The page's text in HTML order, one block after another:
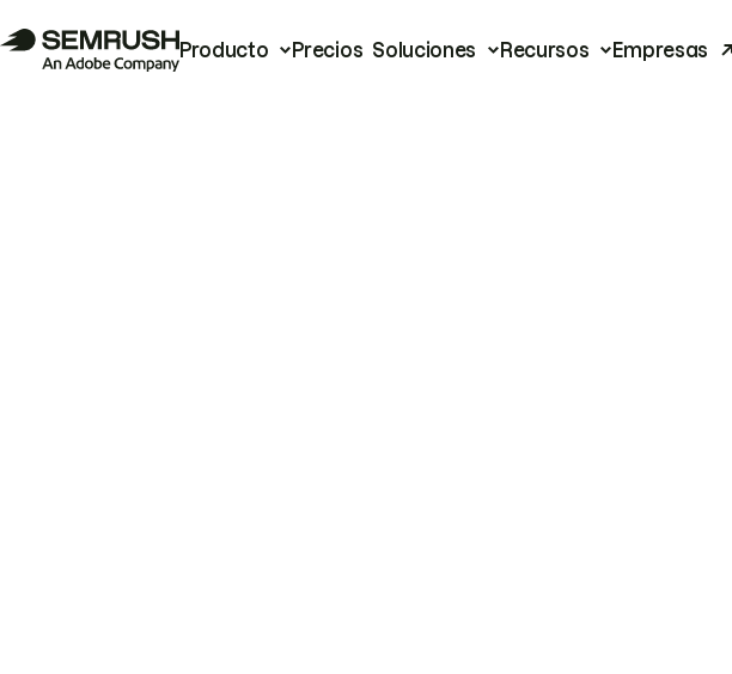
Producto Precios Soluciones Recursos Empresas